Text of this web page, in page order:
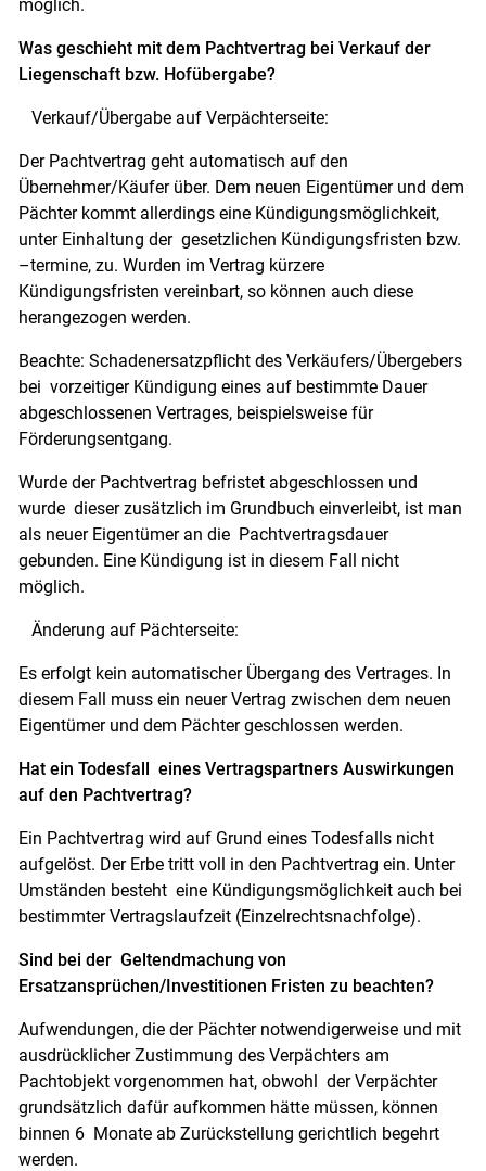
möglich.
Was geschieht mit dem Pachtvertrag bei Verkauf der
Liegenschaft bzw. Hofübergabe?
Verkauf/Übergabe auf Verpächterseite:
Der Pachtvertrag geht automatisch auf den
Übernehmer/Käufer über. Dem neuen Eigentümer und dem
Pächter kommt allerdings eine Kündigungsmöglichkeit,
unter Einhaltung der gesetzlichen Kündigungsfristen bzw.
–termine, zu. Wurden im Vertrag kürzere
Kündigungsfristen vereinbart, so können auch diese
herangezogen werden.
Beachte: Schadenersatzpflicht des Verkäufers/Übergebers
bei vorzeitiger Kündigung eines auf bestimmte Dauer
abgeschlossenen Vertrages, beispielsweise für
Förderungsentgang.
Wurde der Pachtvertrag befristet abgeschlossen und
wurde dieser zusätzlich im Grundbuch einverleibt, ist man
als neuer Eigentümer an die Pachtvertragsdauer
gebunden. Eine Kündigung ist in diesem Fall nicht
möglich.
Änderung auf Pächterseite:
Es erfolgt kein automatischer Übergang des Vertrages. In
diesem Fall muss ein neuer Vertrag zwischen dem neuen
Eigentümer und dem Pächter geschlossen werden.
Hat ein Todesfall eines Vertragspartners Auswirkungen
auf den Pachtvertrag?
Ein Pachtvertrag wird auf Grund eines Todesfalls nicht
aufgelöst. Der Erbe tritt voll in den Pachtvertrag ein. Unter
Umständen besteht eine Kündigungsmöglichkeit auch bei
bestimmter Vertragslaufzeit (Einzelrechtsnachfolge).
Sind bei der Geltendmachung von
Ersatzansprüchen/Investitionen Fristen zu beachten?
Aufwendungen, die der Pächter notwendigerweise und mit
ausdrücklicher Zustimmung des Verpächters am
Pachtobjekt vorgenommen hat, obwohl der Verpächter
grundsätzlich dafür aufkommen hätte müssen, können
binnen 6 Monate ab Zurückstellung gerichtlich begehrt
werden.